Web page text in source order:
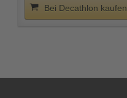
Bei Decathlon kaufen